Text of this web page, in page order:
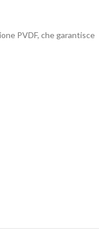
PVDF, che garantisce